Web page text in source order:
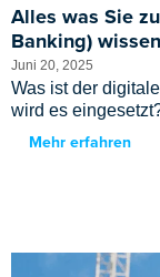
Alles was Sie
Banking)
Juni 20, 2025
Was ist der
wird es
Mehr erfahren